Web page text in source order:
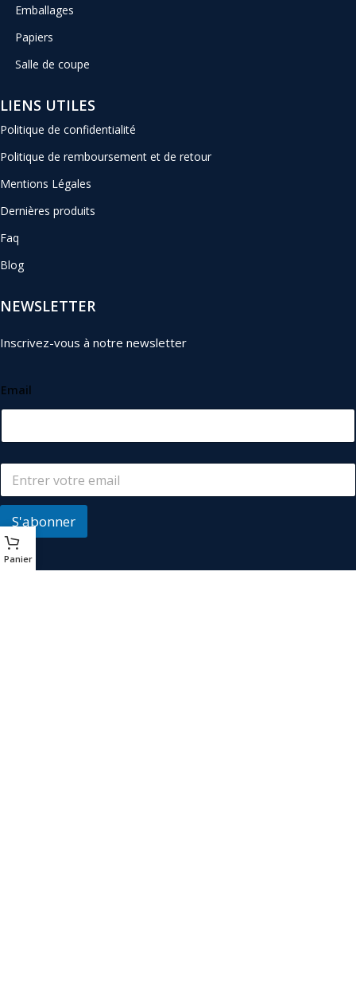
Emballages
Papiers
Salle de coupe
LIENS UTILES
Politique de confidentialité
Politique de remboursement et de retour
Mentions Légales
Dernières produits
Faq
Blog
NEWSLETTER
Inscrivez-vous à notre newsletter
Email
S'abonner
Panier